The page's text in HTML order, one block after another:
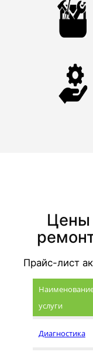
Цены
Прайс-лист
услуги
Диагностика